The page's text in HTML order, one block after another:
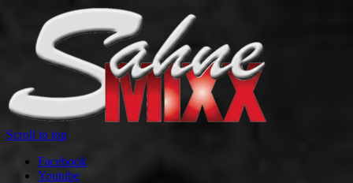
Scroll to top
Facebook
Youtube